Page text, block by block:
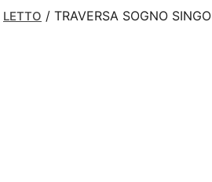
c
LETTO / TRAVERSA SOGNO